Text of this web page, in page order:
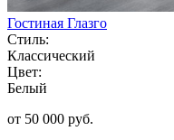
Гостиная Глазго
Стиль:
Классический
Цвет:
Белый
от 50 000 руб.